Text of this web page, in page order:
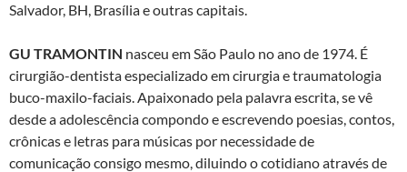
Salvador, BH, Brasília e outras capitais.
GU TRAMONTIN nasceu em São Paulo no ano de 1974. É
cirurgião-dentista especializado em cirurgia e traumatologia
buco-maxilo-faciais. Apaixonado pela palavra escrita, se vê
desde a adolescência compondo e escrevendo poesias, contos,
crônicas e letras para músicas por necessidade de
comunicação consigo mesmo, diluindo o cotidiano através de